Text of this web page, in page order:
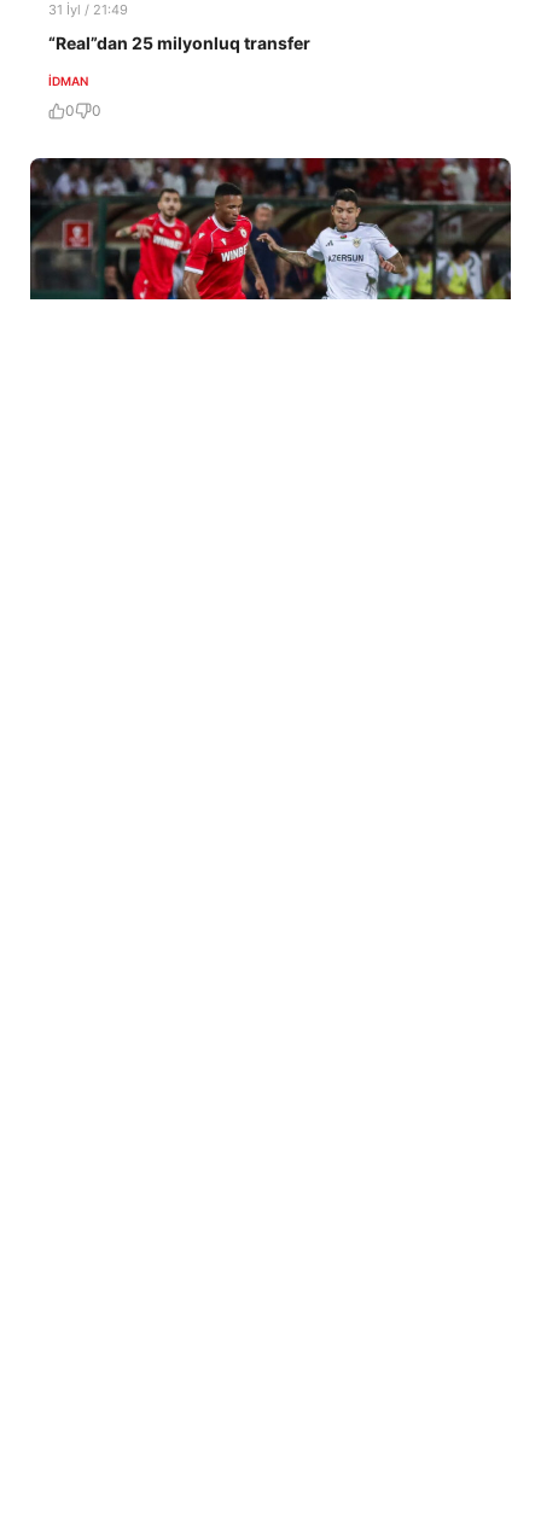
31 İyl / 21:49
“Real”dan 25 milyonluq transfer
İDMAN
0 0